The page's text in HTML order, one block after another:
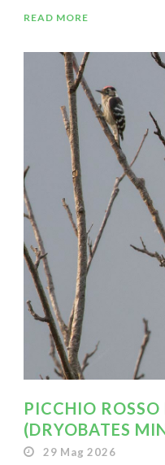
READ MORE
PICCHIO
(DRYOBATES
29 Mag 2026